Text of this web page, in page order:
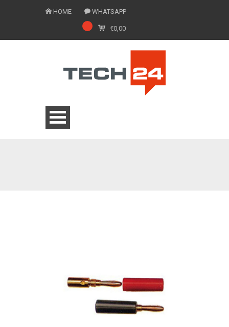
HOME WHATSAPP
€0,00
CATALOGO ONLINE